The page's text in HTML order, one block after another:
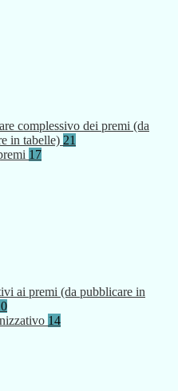
complessivo dei premi (da
in tabelle) 21
17
ai premi (da pubblicare in
14